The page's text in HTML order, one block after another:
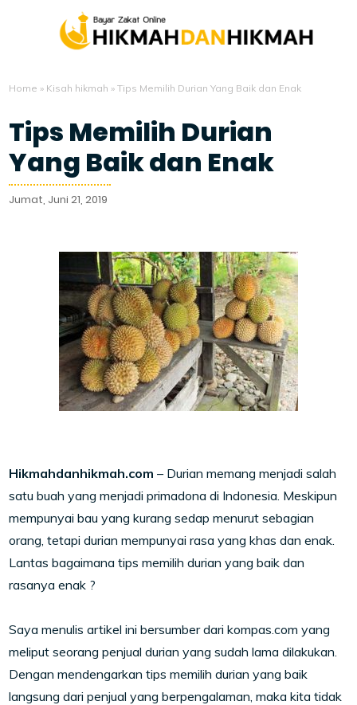
Home » Kisah hikmah »Tips Memilih Durian Yang Baik dan Enak
Tips Memilih Durian
Yang Baik dan Enak
Jumat, Juni 21, 2019
Hikmahdanhikmah.com – Durian memang menjadi salah
satu buah yang menjadi primadona di Indonesia. Meskipun
mempunyai bau yang kurang sedap menurut sebagian
orang, tetapi durian mempunyai rasa yang khas dan enak.
Lantas bagaimana tips memilih durian yang baik dan
rasanya enak ?
Saya menulis artikel ini bersumber dari kompas.com yang
meliput seorang penjual durian yang sudah lama dilakukan.
Dengan mendengarkan tips memilih durian yang baik
langsung dari penjual yang berpengalaman, maka kita tidak